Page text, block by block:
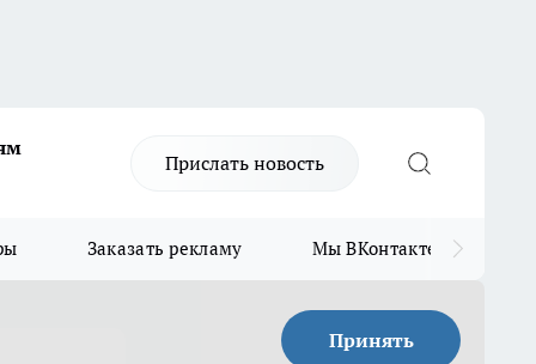
Прислать новость
Заказать рекламу Мы ВКонтакте
Принять